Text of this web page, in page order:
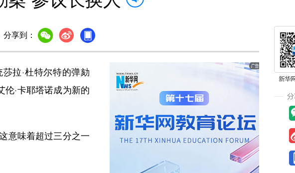
分享到：
拉·杜特尔特的弹劾
·卡耶塔诺成为新的
意味着超过三分之一